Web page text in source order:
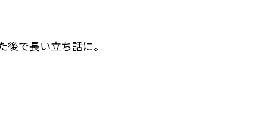
後で長い立ち話に。